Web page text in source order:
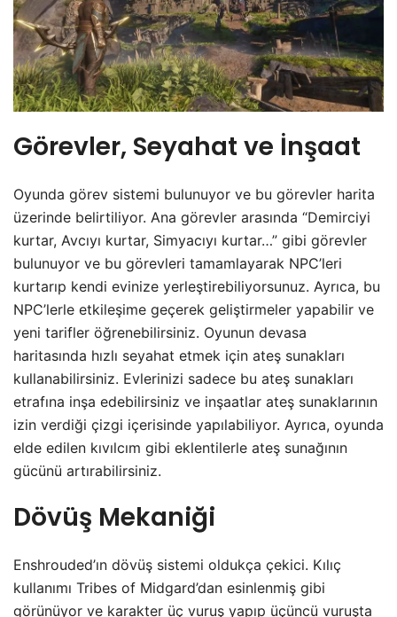
Görevler, Seyahat ve İnşaat
Oyunda görev sistemi bulunuyor ve bu görevler harita
üzerinde belirtiliyor. Ana görevler arasında “Demirciyi
kurtar, Avcıyı kurtar, Simyacıyı kurtar…” gibi görevler
bulunuyor ve bu görevleri tamamlayarak NPC’leri
kurtarıp kendi evinize yerleştirebiliyorsunuz. Ayrıca, bu
NPC’lerle etkileşime geçerek geliştirmeler yapabilir ve
yeni tarifler öğrenebilirsiniz. Oyunun devasa
haritasında hızlı seyahat etmek için ateş sunakları
kullanabilirsiniz. Evlerinizi sadece bu ateş sunakları
etrafına inşa edebilirsiniz ve inşaatlar ateş sunaklarının
izin verdiği çizgi içerisinde yapılabiliyor. Ayrıca, oyunda
elde edilen kıvılcım gibi eklentilerle ateş sunağının
gücünü artırabilirsiniz.
Dövüş Mekaniği
Enshrouded’ın dövüş sistemi oldukça çekici. Kılıç
kullanımı Tribes of Midgard’dan esinlenmiş gibi
görünüyor ve karakter üç vuruş yapıp üçüncü vuruşta